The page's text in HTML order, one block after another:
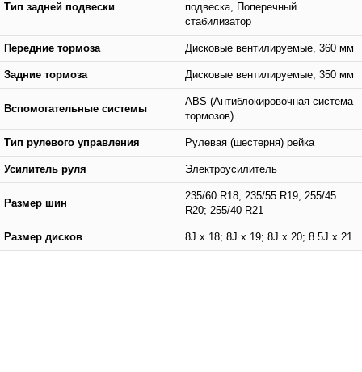
Тип задней подвески
подвеска, Поперечный
стабилизатор
Передние тормоза Дисковые вентилируемые, 360 мм
Задние тормоза Дисковые вентилируемые, 350 мм
Вспомогательные системы
ABS (Антиблокировочная система
тормозов)
Тип рулевого управления Рулевая (шестерня) рейка
Усилитель руля Электроусилитель
Размер шин
235/60 R18; 235/55 R19; 255/45
R20; 255/40 R21
Размер дисков 8J x 18; 8J x 19; 8J x 20; 8.5J x 21